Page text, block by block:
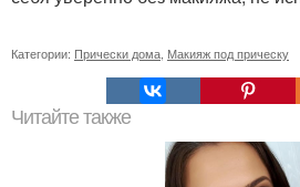
Категории: Прически дома Макияж под прическу
Читайте также